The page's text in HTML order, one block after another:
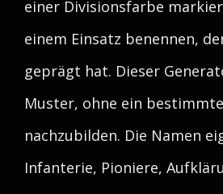
einer Divisionsfarbe
einem Einsatz benennen,
geprägt hat. Dieser
Muster, ohne ein
nachzubilden. Die Namen
Infanterie, Pioniere,